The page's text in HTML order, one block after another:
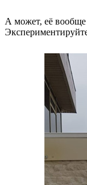
А может, её вообще